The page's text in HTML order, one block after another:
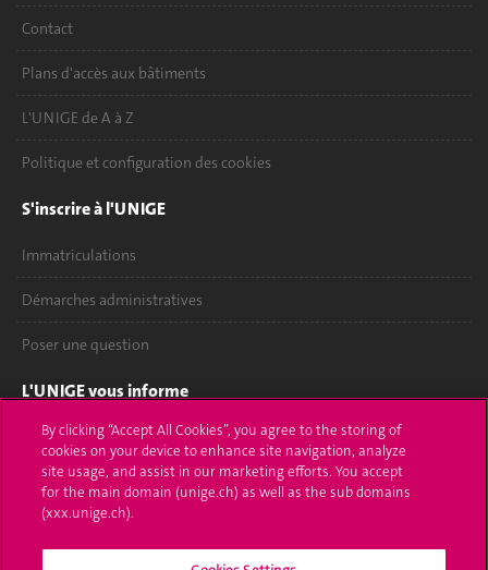
Contact
Plans d'accès aux bâtiments
L'UNIGE de A à Z
Politique et configuration des cookies
S'inscrire à l'UNIGE
Immatriculations
Démarches administratives
Poser une question
L'UNIGE vous informe
UNIGE Mobile
Médias
Offres d'emploi
By clicking “Accept All Cookies”, you agree to the storing of
cookies on your device to enhance site navigation, analyze
site usage, and assist in our marketing efforts. You accept
for the main domain (unige.ch) as well as the sub domains
(xxx.unige.ch).